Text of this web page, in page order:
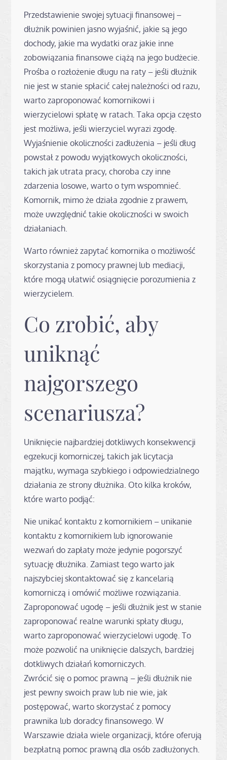
Przedstawienie swojej sytuacji finansowej –
dłużnik powinien jasno wyjaśnić, jakie są jego
dochody, jakie ma wydatki oraz jakie inne
zobowiązania finansowe ciążą na jego budżecie.
Prośba o rozłożenie długu na raty – jeśli dłużnik
nie jest w stanie spłacić całej należności od razu,
warto zaproponować komornikowi i
wierzycielowi spłatę w ratach. Taka opcja często
jest możliwa, jeśli wierzyciel wyrazi zgodę.
Wyjaśnienie okoliczności zadłużenia – jeśli dług
powstał z powodu wyjątkowych okoliczności,
takich jak utrata pracy, choroba czy inne
zdarzenia losowe, warto o tym wspomnieć.
Komornik, mimo że działa zgodnie z prawem,
może uwzględnić takie okoliczności w swoich
działaniach.
Warto również zapytać komornika o możliwość
skorzystania z pomocy prawnej lub mediacji,
które mogą ułatwić osiągnięcie porozumienia z
wierzycielem.
Co zrobić, aby
uniknąć
najgorszego
scenariusza?
Uniknięcie najbardziej dotkliwych konsekwencji
egzekucji komorniczej, takich jak licytacja
majątku, wymaga szybkiego i odpowiedzialnego
działania ze strony dłużnika. Oto kilka kroków,
które warto podjąć:
Nie unikać kontaktu z komornikiem – unikanie
kontaktu z komornikiem lub ignorowanie
wezwań do zapłaty może jedynie pogorszyć
sytuację dłużnika. Zamiast tego warto jak
najszybciej skontaktować się z kancelarią
komorniczą i omówić możliwe rozwiązania.
Zaproponować ugodę – jeśli dłużnik jest w stanie
zaproponować realne warunki spłaty długu,
warto zaproponować wierzycielowi ugodę. To
może pozwolić na uniknięcie dalszych, bardziej
dotkliwych działań komorniczych.
Zwrócić się o pomoc prawną – jeśli dłużnik nie
jest pewny swoich praw lub nie wie, jak
postępować, warto skorzystać z pomocy
prawnika lub doradcy finansowego. W
Warszawie działa wiele organizacji, które oferują
bezpłatną pomoc prawną dla osób zadłużonych.